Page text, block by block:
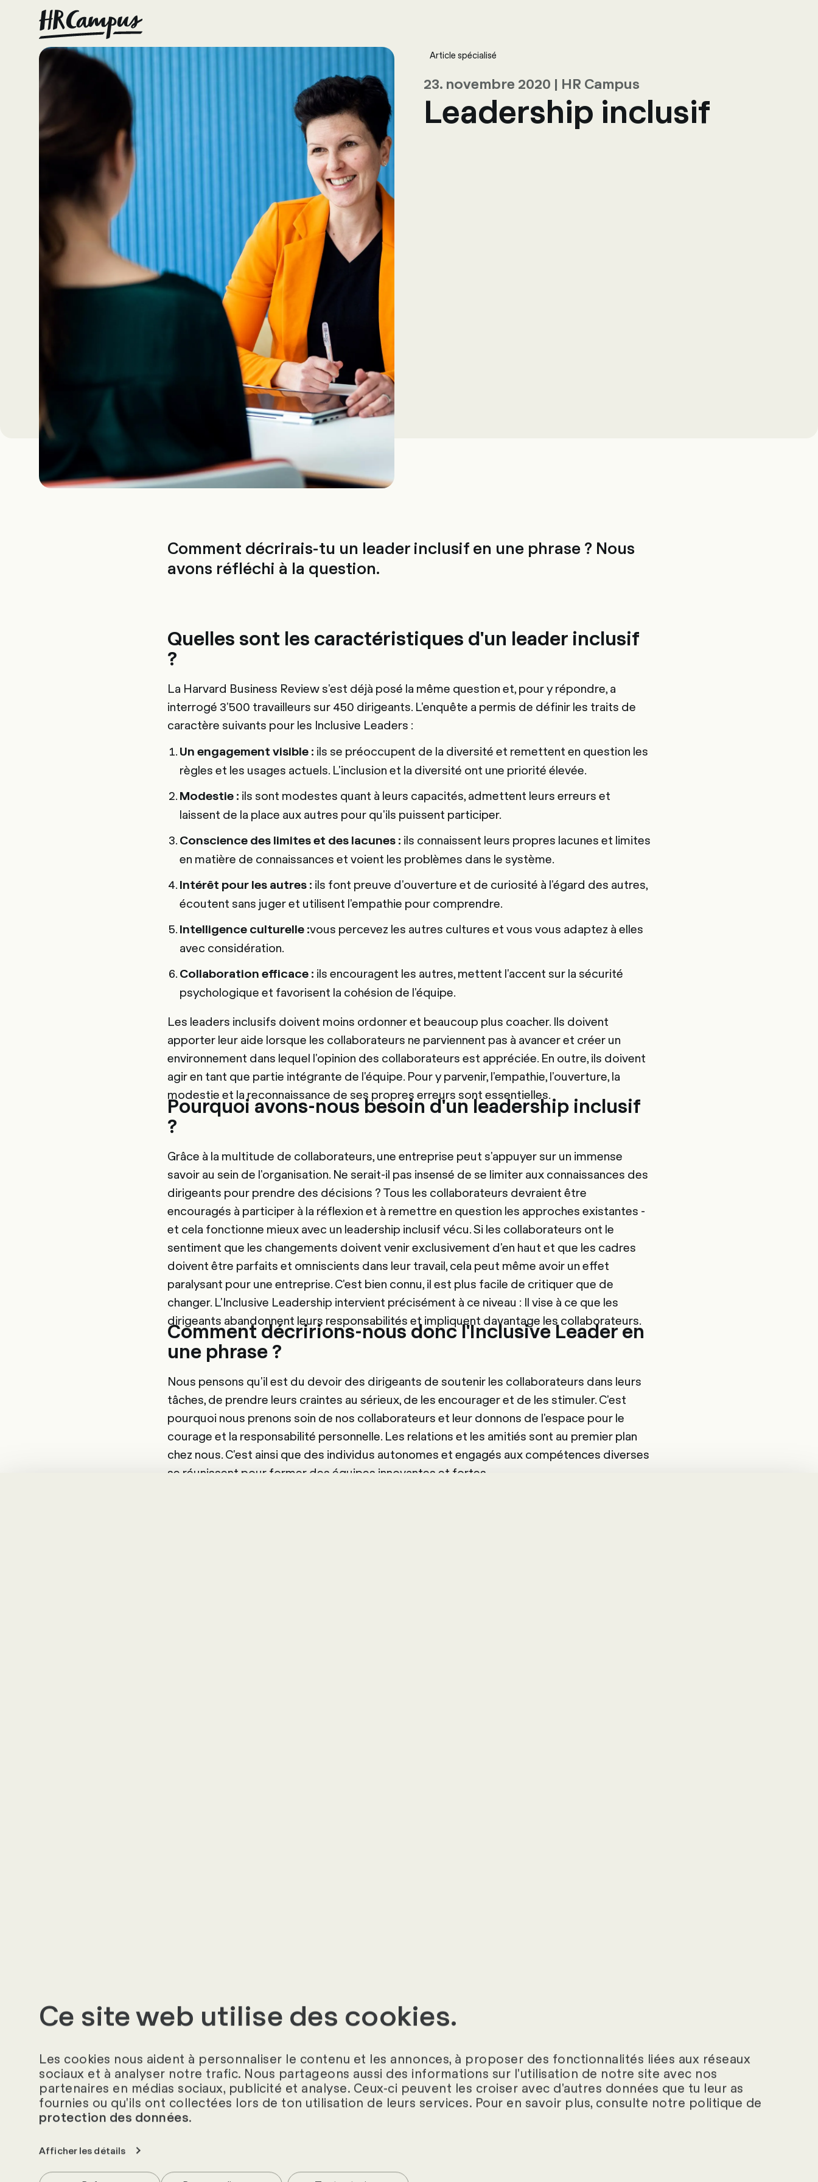
Ce site web utilise des cookies.
Les cookies nous aident à personnaliser le contenu et les annonces, à proposer des fonctionnalités liées aux réseaux
sociaux et à analyser notre trafic. Nous partageons aussi des informations sur l'utilisation de notre site avec nos
partenaires en médias sociaux, publicité et analyse. Ceux-ci peuvent les croiser avec d'autres données que tu leur as
fournies ou qu'ils ont collectées lors de ton utilisation de leurs services. Pour en savoir plus, consulte notre politique de
protection des données.
Afficher les détails
Article spécialisé
23. novembre 2020 | HR Campus
Leadership inclusif
Comment décrirais-tu un leader inclusif en une phrase ? Nous
avons réfléchi à la question.
Quelles sont les caractéristiques d'un leader inclusif
?
La Harvard Business Review s'est déjà posé la même question et, pour y répondre, a
interrogé 3'500 travailleurs sur 450 dirigeants. L'enquête a permis de définir les traits de
caractère suivants pour les Inclusive Leaders :
Un engagement visible : ils se préoccupent de la diversité et remettent en question les
règles et les usages actuels. L'inclusion et la diversité ont une priorité élevée.
Modestie : ils sont modestes quant à leurs capacités, admettent leurs erreurs et
laissent de la place aux autres pour qu'ils puissent participer.
Conscience des limites et des lacunes : ils connaissent leurs propres lacunes et limites
en matière de connaissances et voient les problèmes dans le système.
Intérêt pour les autres : ils font preuve d'ouverture et de curiosité à l'égard des autres,
écoutent sans juger et utilisent l'empathie pour comprendre.
Intelligence culturelle :vous percevez les autres cultures et vous vous adaptez à elles
avec considération.
Collaboration efficace : ils encouragent les autres, mettent l'accent sur la sécurité
psychologique et favorisent la cohésion de l'équipe.
Les leaders inclusifs doivent moins ordonner et beaucoup plus coacher. Ils doivent
apporter leur aide lorsque les collaborateurs ne parviennent pas à avancer et créer un
environnement dans lequel l'opinion des collaborateurs est appréciée. En outre, ils doivent
agir en tant que partie intégrante de l'équipe. Pour y parvenir, l'empathie, l'ouverture, la
modestie et la reconnaissance de ses propres erreurs sont essentielles.
Pourquoi avons-nous besoin d'un leadership inclusif
?
Grâce à la multitude de collaborateurs, une entreprise peut s'appuyer sur un immense
savoir au sein de l'organisation. Ne serait-il pas insensé de se limiter aux connaissances des
dirigeants pour prendre des décisions ? Tous les collaborateurs devraient être
encouragés à participer à la réflexion et à remettre en question les approches existantes -
et cela fonctionne mieux avec un leadership inclusif vécu. Si les collaborateurs ont le
sentiment que les changements doivent venir exclusivement d'en haut et que les cadres
doivent être parfaits et omniscients dans leur travail, cela peut même avoir un effet
paralysant pour une entreprise. C'est bien connu, il est plus facile de critiquer que de
changer. L'Inclusive Leadership intervient précisément à ce niveau : Il vise à ce que les
dirigeants abandonnent leurs responsabilités et impliquent davantage les collaborateurs.
Comment décririons-nous donc l'Inclusive Leader en
une phrase ?
Nous pensons qu'il est du devoir des dirigeants de soutenir les collaborateurs dans leurs
tâches, de prendre leurs craintes au sérieux, de les encourager et de les stimuler. C'est
pourquoi nous prenons soin de nos collaborateurs et leur donnons de l'espace pour le
courage et la responsabilité personnelle. Les relations et les amitiés sont au premier plan
chez nous. C'est ainsi que des individus autonomes et engagés aux compétences diverses
se réunissent pour former des équipes innovantes et fortes.